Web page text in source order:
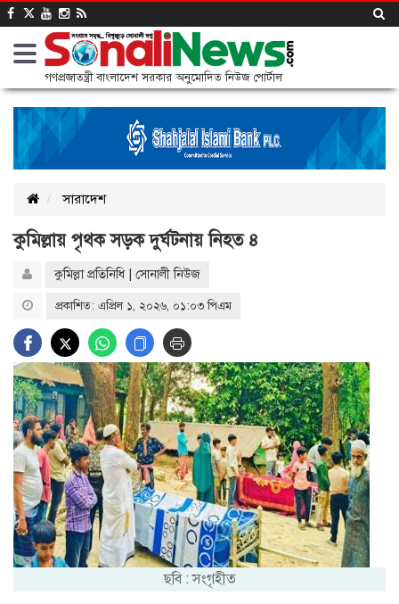
গণপ্রজাতন্ত্রী বাংলাদেশ সরকার অনুমোদিত নিউজ পোর্টাল
সারাদেশ
কুমিল্লায় পৃথক সড়ক দুর্ঘটনায় নিহত ৪
কুমিল্লা প্রতিনিধি | সোনালী নিউজ
প্রকাশিত: এপ্রিল ১, ২০২৬, ০১:০৩ পিএম
ছবি : সংগৃহীত